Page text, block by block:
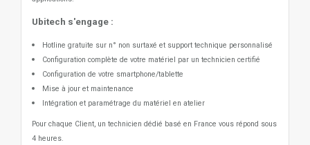
Ubitech s'engage :
Hotline gratuite sur n° non surtaxé et support technique personnalisé
Configuration complète de votre matériel par un technicien certifié
Configuration de votre smartphone/tablette
Mise à jour et maintenance
Intégration et paramétrage du matériel en atelier
Pour chaque Client, un technicien dédié basé en France vous répond sous
4 heures.